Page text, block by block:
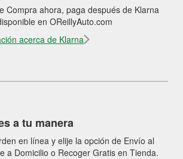
Compra ahora, paga después de Klarna
en OReillyAuto.com
acerca de Klarna
a tu manera
en línea y elije la opción de Envío al
a Domicilio o Recoger Gratis en Tienda.